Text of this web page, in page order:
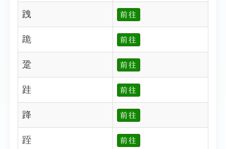
跩 前往
跪 前往
跫 前往
跬 前往
跭 前往
跮 前往